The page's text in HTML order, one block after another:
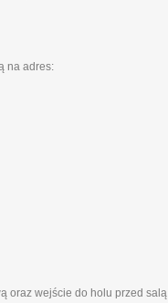
na adres:
oraz wejście do holu przed salą